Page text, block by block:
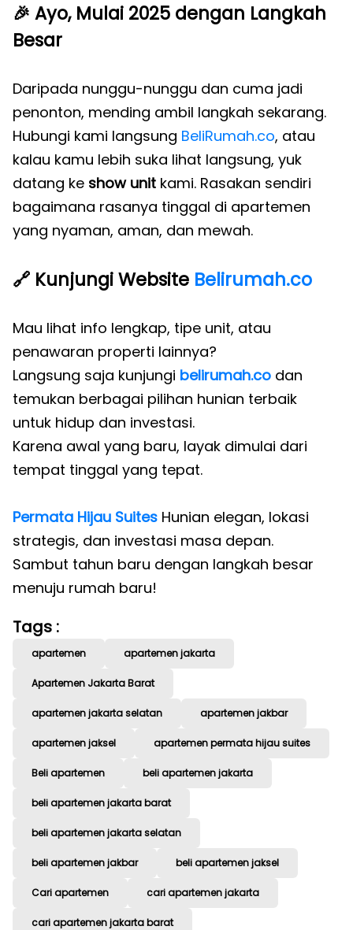
🎉 Ayo, Mulai 2025 dengan Langkah
Besar
Daripada nunggu-nunggu dan cuma jadi
penonton, mending ambil langkah sekarang.
Hubungi kami langsung BeliRumah.co, atau
kalau kamu lebih suka lihat langsung, yuk
datang ke show unit kami. Rasakan sendiri
bagaimana rasanya tinggal di apartemen
yang nyaman, aman, dan mewah.
🔗 Kunjungi Website Belirumah.co
Mau lihat info lengkap, tipe unit, atau
penawaran properti lainnya?
Langsung saja kunjungi belirumah.co dan
temukan berbagai pilihan hunian terbaik
untuk hidup dan investasi.
Karena awal yang baru, layak dimulai dari
tempat tinggal yang tepat.
Permata Hijau Suites Hunian elegan, lokasi
strategis, dan investasi masa depan.
Sambut tahun baru dengan langkah besar
menuju rumah baru!
Tags :
apartemen apartemen jakarta
Apartemen Jakarta Barat
apartemen jakarta selatan apartemen jakbar
apartemen jaksel apartemen permata hijau suites
Beli apartemen beli apartemen jakarta
beli apartemen jakarta barat
beli apartemen jakarta selatan
beli apartemen jakbar beli apartemen jaksel
Cari apartemen cari apartemen jakarta
cari apartemen jakarta barat